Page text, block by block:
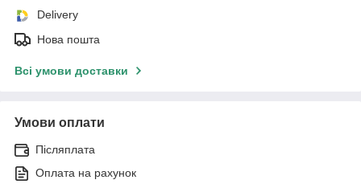
Delivery
Нова пошта
Всі умови доставки
Умови оплати
Післяплата
Оплата на рахунок